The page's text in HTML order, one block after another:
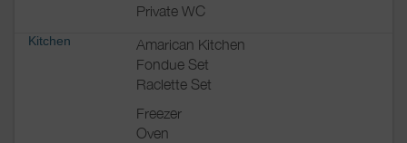
Private WC
Kitchen
Amarican Kitchen
Fondue Set
Raclette Set
Freezer
Oven